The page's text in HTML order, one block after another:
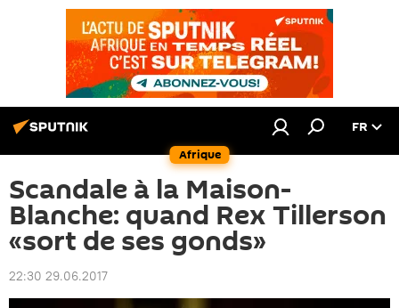
Afrique
FR
Scandale à la Maison-
Blanche: quand Rex Tillerson
«sort de ses gonds»
22:30 29.06.2017